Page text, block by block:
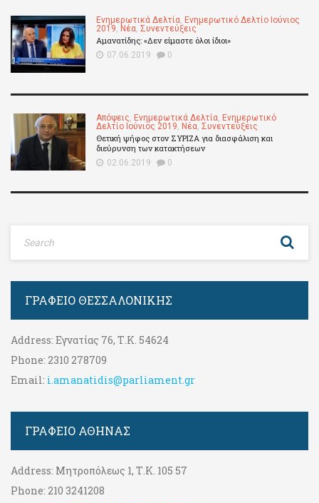
Ενημερωτικά Δελτία, Ενημερωτικό Δελτίο Ιούνιος
2019, Νέα, Συνεντεύξεις
Αμανατίδης: «Δεν είμαστε όλοι ίδιοι»
07.06.2019 0
Απόψεις, Ενημερωτικά Δελτία, Ενημερωτικό
Δελτίο Ιούνιος 2019, Νέα, Συνεντεύξεις
Θετική ψήφος στον ΣΥΡΙΖΑ για διασφάλιση και
διεύρυνση των κατακτήσεων
02.06.2019 0
ΓΡΑΦΕΊΟ ΘΕΣΣΑΛΟΝΊΚΗΣ
Address: Εγνατίας 76, Τ.Κ. 54624
Phone: 2310 278709
Email: i.amanatidis@parliament.gr
ΓΡΑΦΕΊΟ ΑΘΉΝΑΣ
Address: Μητροπόλεως 1, Τ.Κ. 105 57
Phone: 210 3241208